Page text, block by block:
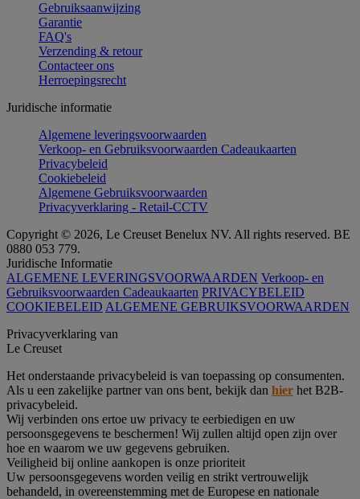
Gebruiksaanwijzing
Garantie
FAQ's
Verzending & retour
Contacteer ons
Herroepingsrecht
Juridische informatie
Algemene leveringsvoorwaarden
Verkoop- en Gebruiksvoorwaarden Cadeaukaarten
Privacybeleid
Cookiebeleid
Algemene Gebruiksvoorwaarden
Privacyverklaring - Retail-CCTV
Copyright © 2026, Le Creuset Benelux NV. All rights reserved. BE
0880 053 779.
Juridische Informatie
ALGEMENE LEVERINGSVOORWAARDEN Verkoop- en
Gebruiksvoorwaarden Cadeaukaarten PRIVACYBELEID
COOKIEBELEID ALGEMENE GEBRUIKSVOORWAARDEN
Privacyverklaring van
Le Creuset
Het onderstaande privacybeleid is van toepassing op consumenten.
Als u een zakelijke partner van ons bent, bekijk dan hier het B2B-
privacybeleid.
Wij verbinden ons ertoe uw privacy te eerbiedigen en uw
persoonsgegevens te beschermen! Wij zullen altijd open zijn over
hoe en waarom we uw gegevens gebruiken.
Veiligheid bij online aankopen is onze prioriteit
Uw persoonsgegevens worden veilig en strikt vertrouwelijk
behandeld, in overeenstemming met de Europese en nationale